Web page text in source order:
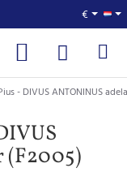
€
- DIVUS ANTONINUS
(F2005)